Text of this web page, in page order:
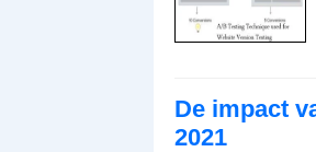
De impact
2021